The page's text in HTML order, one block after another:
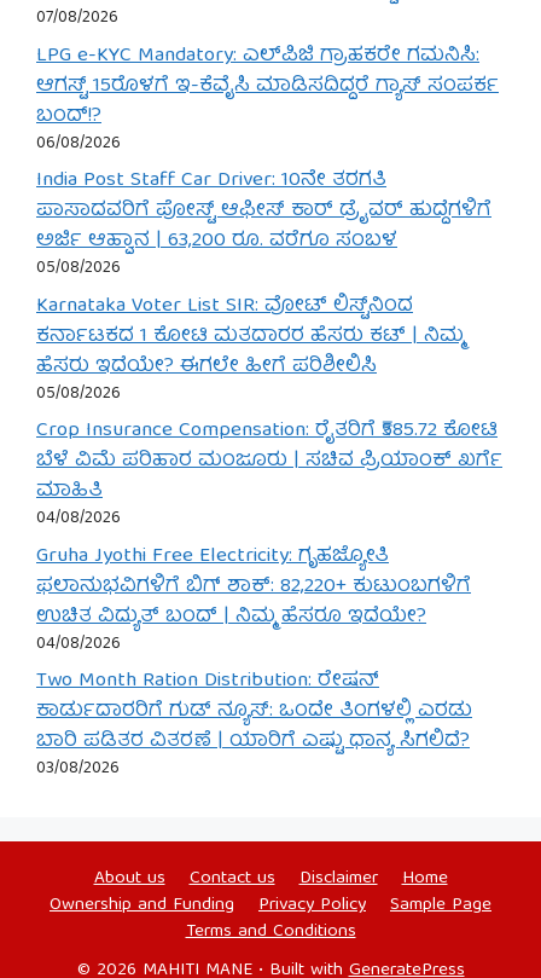
07/08/2026
LPG e-KYC Mandatory: ಎಲ್‌ಪಿಜಿ ಗ್ರಾಹಕರೇ ಗಮನಿಸಿ:
ಆಗಸ್ಟ್ 15ರೊಳಗೆ ಇ-ಕೆವೈಸಿ ಮಾಡಿಸದಿದ್ದರೆ ಗ್ಯಾಸ್ ಸಂಪರ್ಕ
ಬಂದ್!?
06/08/2026
India Post Staff Car Driver: 10ನೇ ತರಗತಿ
ಪಾಸಾದವರಿಗೆ ಪೋಸ್ಟ್ ಆಫೀಸ್ ಕಾರ್ ಡ್ರೈವರ್ ಹುದ್ದೆಗಳಿಗೆ
ಅರ್ಜಿ ಆಹ್ವಾನ | 63,200 ರೂ. ವರೆಗೂ ಸಂಬಳ
05/08/2026
Karnataka Voter List SIR: ವೋಟ್ ಲಿಸ್ಟ್‌ನಿಂದ
ಕರ್ನಾಟಕದ 1 ಕೋಟಿ ಮತದಾರರ ಹೆಸರು ಕಟ್ | ನಿಮ್ಮ
ಹೆಸರು ಇದೆಯೇ? ಈಗಲೇ ಹೀಗೆ ಪರಿಶೀಲಿಸಿ
05/08/2026
Crop Insurance Compensation: ರೈತರಿಗೆ ₹585.72 ಕೋಟಿ
ಬೆಳೆ ವಿಮೆ ಪರಿಹಾರ ಮಂಜೂರು | ಸಚಿವ ಪ್ರಿಯಾಂಕ್ ಖರ್ಗೆ
ಮಾಹಿತಿ
04/08/2026
Gruha Jyothi Free Electricity: ಗೃಹಜ್ಯೋತಿ
ಫಲಾನುಭವಿಗಳಿಗೆ ಬಿಗ್ ಶಾಕ್: 82,220+ ಕುಟುಂಬಗಳಿಗೆ
ಉಚಿತ ವಿದ್ಯುತ್ ಬಂದ್ | ನಿಮ್ಮ ಹೆಸರೂ ಇದೆಯೇ?
04/08/2026
Two Month Ration Distribution: ರೇಷನ್
ಕಾರ್ಡುದಾರರಿಗೆ ಗುಡ್ ನ್ಯೂಸ್: ಒಂದೇ ತಿಂಗಳಲ್ಲಿ ಎರಡು
ಬಾರಿ ಪಡಿತರ ವಿತರಣೆ | ಯಾರಿಗೆ ಎಷ್ಟು ಧಾನ್ಯ ಸಿಗಲಿದೆ?
03/08/2026
About us Contact us Disclaimer
Home
Ownership and Funding
Privacy Policy
Sample Page
Terms and Conditions
© 2026 MAHITI MANE• Built withGeneratePress